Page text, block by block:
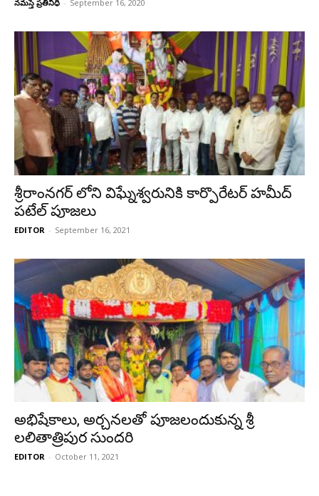
నమస్తే ప్రతినిధి - September 16, 2020
శ్రీరాంనగర్ లోని విఘ్నేశ్వరునికి కార్పొరేటర్ హమీద్
పటేల్ పూజలు
EDITOR - September 16, 2021
అభిషేకాలు, అర్చనలతో పూజలందుకున్న శ్రీ
లలితాత్రిపుర సుందరి
EDITOR - October 11, 2021